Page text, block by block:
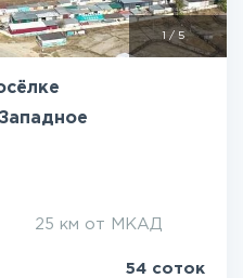
/ 5
25 км от МКАД
54 соток